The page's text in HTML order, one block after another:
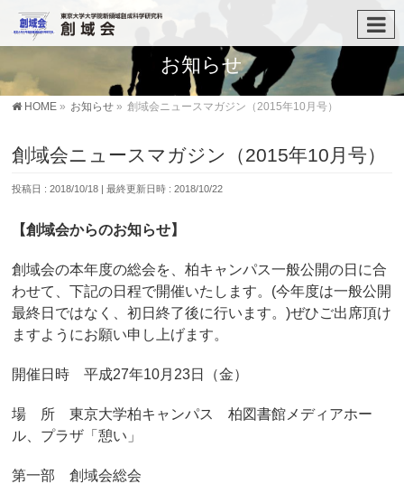
お知らせ
HOME » お知らせ » 創域会ニュースマガジン（2015年10月号）
創域会ニュースマガジン（2015年10月号）
投稿日 : 2018/10/18 最終更新日時 : 2018/10/22
【創域会からのお知らせ】
創域会の本年度の総会を、柏キャンパス一般公開の日に合
わせて、下記の日程で開催いたします。(今年度は一般公開
最終日ではなく、初日終了後に行います。)ぜひご出席頂け
ますようにお願い申し上げます。
開催日時 平成27年10月23日（金）
場 所 東京大学柏キャンパス 柏図書館メディアホー
ル、プラザ「憩い」
第一部 創域会総会